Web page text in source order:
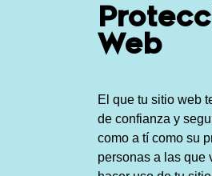
Web
El que tu sitio web
de confianza y
como a tí como su
personas a las que